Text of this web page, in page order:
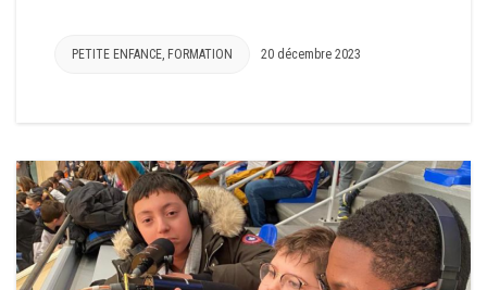
PETITE ENFANCE, FORMATION 20 décembre 2023